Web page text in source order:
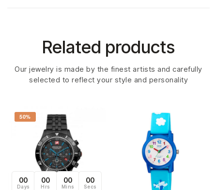
Related products
Our jewelry is made by the finest artists and carefully
selected to reflect your style and personality
50%
00
Days
00
Hrs
00
Mins
00
Secs